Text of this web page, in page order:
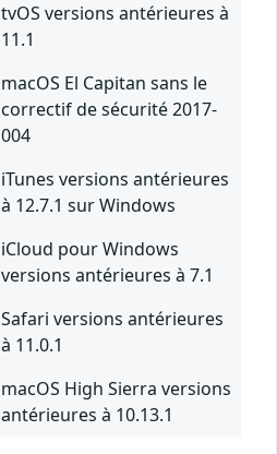
tvOS versions antérieures à
11.1
macOS El Capitan sans le
correctif de sécurité 2017-
004
iTunes versions antérieures
à 12.7.1 sur Windows
iCloud pour Windows
versions antérieures à 7.1
Safari versions antérieures
à 11.0.1
macOS High Sierra versions
antérieures à 10.13.1